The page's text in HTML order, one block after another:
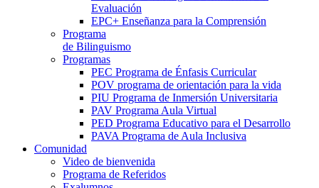
Evaluación
EPC+ Enseñanza para la Comprensión
Programa
de Bilinguismo
Programas
PEC Programa de Énfasis Curricular
POV programa de orientación para la vida
PIU Programa de Inmersión Universitaria
PAV Programa Aula Virtual
PED Programa Educativo para el Desarrollo
PAVA Programa de Aula Inclusiva
Comunidad
Video de bienvenida
Programa de Referidos